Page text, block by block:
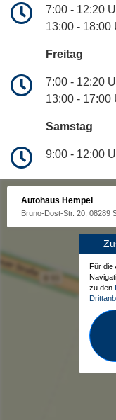
7:00 - 12:20
13:00 - 18:00
Freitag
7:00 - 12:20
13:00 - 17:00
Samstag
9:00 - 12:00
Autohaus Hempel
Bruno-Dost-Str. 20, 08289
Für die
zu den